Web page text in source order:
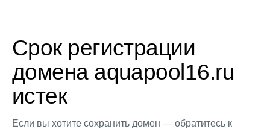
Срок регистрации
домена aquapool16.ru
истек
Если вы хотите сохранить домен — обратитесь к